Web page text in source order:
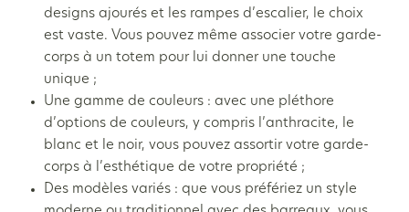
designs ajourés et les rampes d’escalier, le choix
est vaste. Vous pouvez même associer votre garde-
corps à un totem pour lui donner une touche
unique ;
Une gamme de couleurs : avec une pléthore
d’options de couleurs, y compris l’anthracite, le
blanc et le noir, vous pouvez assortir votre garde-
corps à l’esthétique de votre propriété ;
Des modèles variés : que vous préfériez un style